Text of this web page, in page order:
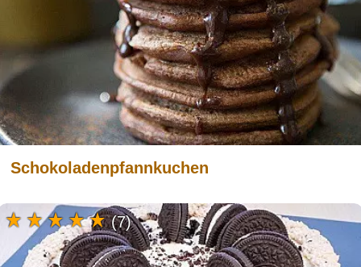
Schokoladenpfannkuchen
(7)